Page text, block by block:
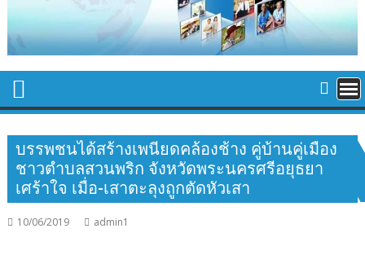
บรรพชนได้สร้างเพนียดคล้องช้าง คู่บ้านคู่เมือง
ชาวตำบลสวนพริก จังหวัดพระนครศรีอยุธยา
เศร้าใจ เมื่อ-เสาตะลุงถูกตัดหัวเสา
10/06/2019 admin1